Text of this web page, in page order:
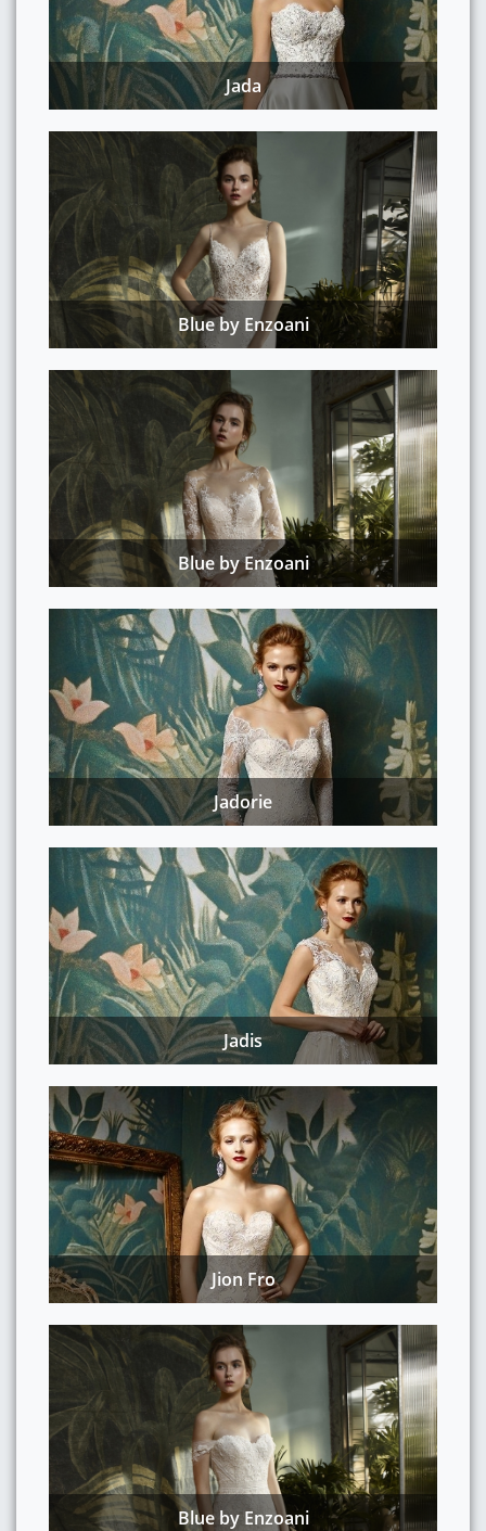
Jada
Blue by Enzoani
Blue by Enzoani
Jadorie
Jadis
Jion Fro
Blue by Enzoani